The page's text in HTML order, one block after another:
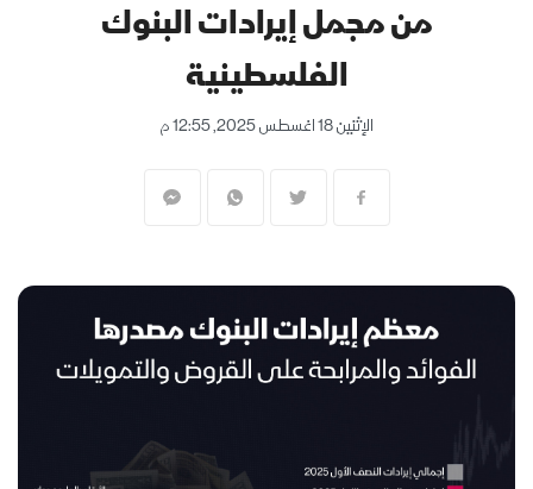
من مجمل إيرادات البنوك
الفلسطينية
الإثنين 18 اغسطس 2025, 12:55 م